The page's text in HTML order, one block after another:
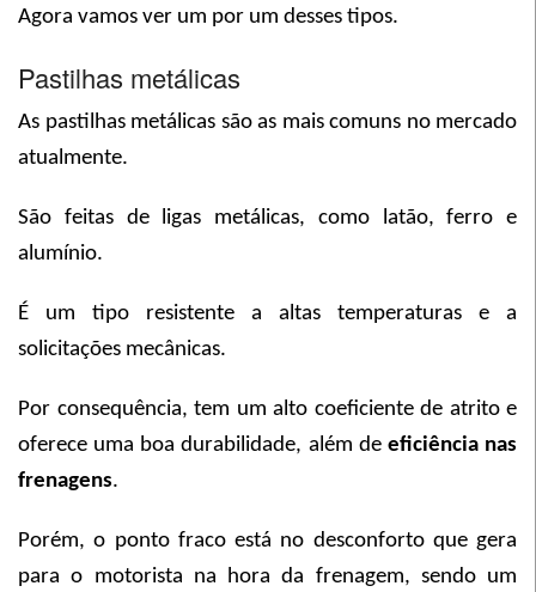
Agora vamos ver um por um desses tipos.
Pastilhas metálicas
As pastilhas metálicas são as mais comuns no mercado
atualmente.
São feitas de ligas metálicas, como latão, ferro e
alumínio.
É um tipo resistente a altas temperaturas e a
solicitações mecânicas.
Por consequência, tem um alto coeficiente de atrito e
oferece uma boa durabilidade, além de eficiência nas
frenagens.
Porém, o ponto fraco está no desconforto que gera
para o motorista na hora da frenagem, sendo um